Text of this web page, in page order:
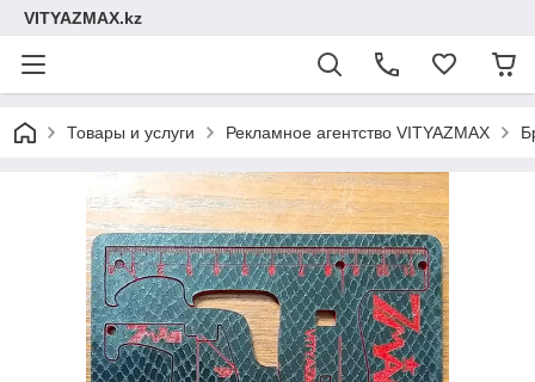
VITYAZMAX.kz
Товары и услуги Рекламное агентство VITYAZMAX